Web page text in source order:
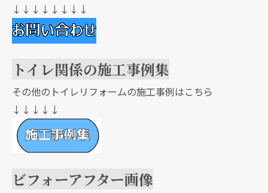
↓↓↓↓↓↓↓↓
トイレ関係の施工事例集
その他のトイレリフォームの施工事例はこちら
↓↓↓↓↓
ビフォーアフター画像